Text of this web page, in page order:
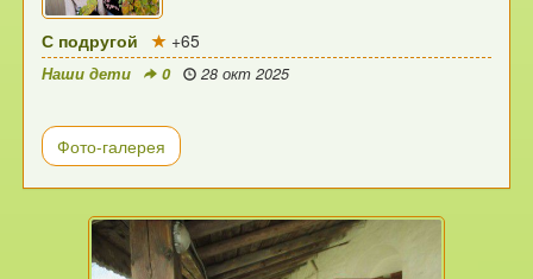
С подругой +65
Наши дети 0 28 окт 2025
Фото-галерея